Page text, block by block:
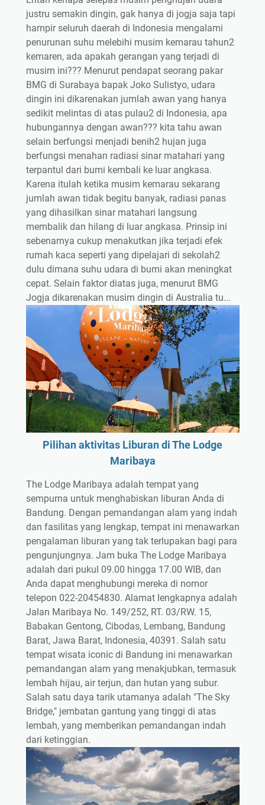
justru semakin dingin, gak hanya di jogja saja tapi
hampir seluruh daerah di Indonesia mengalami
penurunan suhu melebihi musim kemarau tahun2
kemaren, ada apakah gerangan yang terjadi di
musim ini??? Menurut pendapat seorang pakar
BMG di Surabaya bapak Joko Sulistyo, udara
dingin ini dikarenakan jumlah awan yang hanya
sedikit melintas di atas pulau2 di Indonesia, apa
hubungannya dengan awan??? kita tahu awan
selain berfungsi menjadi benih2 hujan juga
berfungsi menahan radiasi sinar matahari yang
terpantul dari bumi kembali ke luar angkasa.
Karena itulah ketika musim kemarau sekarang
jumlah awan tidak begitu banyak, radiasi panas
yang dihasilkan sinar matahari langsung
membalik dan hilang di luar angkasa. Prinsip ini
sebenarnya cukup menakutkan jika terjadi efek
rumah kaca seperti yang dipelajari di sekolah2
dulu dimana suhu udara di bumi akan meningkat
cepat. Selain faktor diatas juga, menurut BMG
Jogja dikarenakan musim dingin di Australia tu...
Pilihan aktivitas Liburan di The Lodge
Maribaya
The Lodge Maribaya adalah tempat yang
sempurna untuk menghabiskan liburan Anda di
Bandung. Dengan pemandangan alam yang indah
dan fasilitas yang lengkap, tempat ini menawarkan
pengalaman liburan yang tak terlupakan bagi para
pengunjungnya. Jam buka The Lodge Maribaya
adalah dari pukul 09.00 hingga 17.00 WIB, dan
Anda dapat menghubungi mereka di nomor
telepon 022-20454830. Alamat lengkapnya adalah
Jalan Maribaya No. 149/252, RT. 03/RW. 15,
Babakan Gentong, Cibodas, Lembang, Bandung
Barat, Jawa Barat, Indonesia, 40391. Salah satu
tempat wisata iconic di Bandung ini menawarkan
pemandangan alam yang menakjubkan, termasuk
lembah hijau, air terjun, dan hutan yang subur.
Salah satu daya tarik utamanya adalah "The Sky
Bridge," jembatan gantung yang tinggi di atas
lembah, yang memberikan pemandangan indah
dari ketinggian.